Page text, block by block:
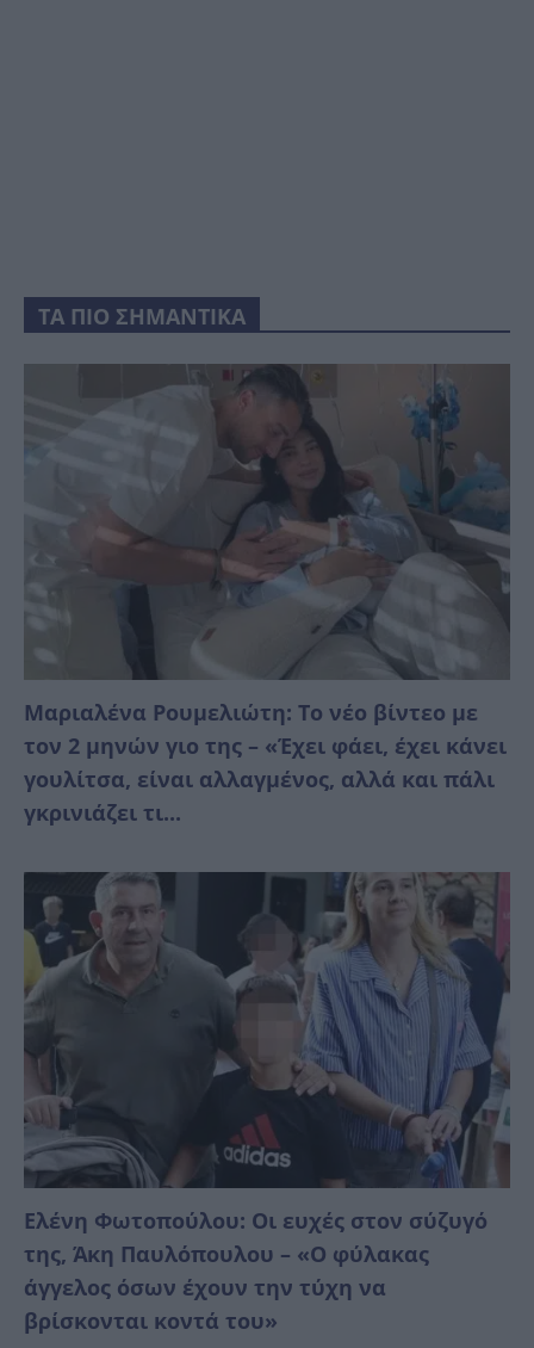
ΤΑ ΠΙΟ ΣΗΜΑΝΤΙΚΑ
Μαριαλένα Ρουμελιώτη: Το νέο βίντεο με
τον 2 μηνών γιο της – «Έχει φάει, έχει κάνει
γουλίτσα, είναι αλλαγμένος, αλλά και πάλι
γκρινιάζει τι...
Ελένη Φωτοπούλου: Οι ευχές στον σύζυγό
της, Άκη Παυλόπουλου – «Ο φύλακας
άγγελος όσων έχουν την τύχη να
βρίσκονται κοντά του»